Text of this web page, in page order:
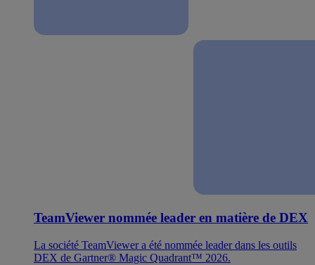
TeamViewer nommée leader en matière de DEX
La société TeamViewer a été nommée leader dans les outils
DEX de Gartner® Magic Quadrant™ 2026.